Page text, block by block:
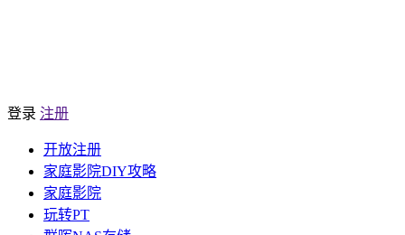
登录 注册
开放注册
家庭影院DIY攻略
家庭影院
玩转PT